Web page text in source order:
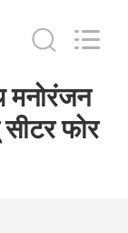
मनोरंजन
फोर